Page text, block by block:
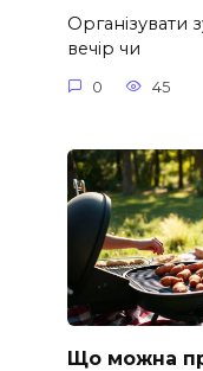
Організувати
вечір чи
0 45
Що можна